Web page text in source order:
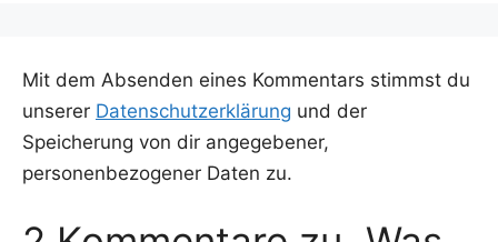
Mit dem Absenden eines Kommentars stimmst du
unserer Datenschutzerklärung und der
Speicherung von dir angegebener,
personenbezogener Daten zu.